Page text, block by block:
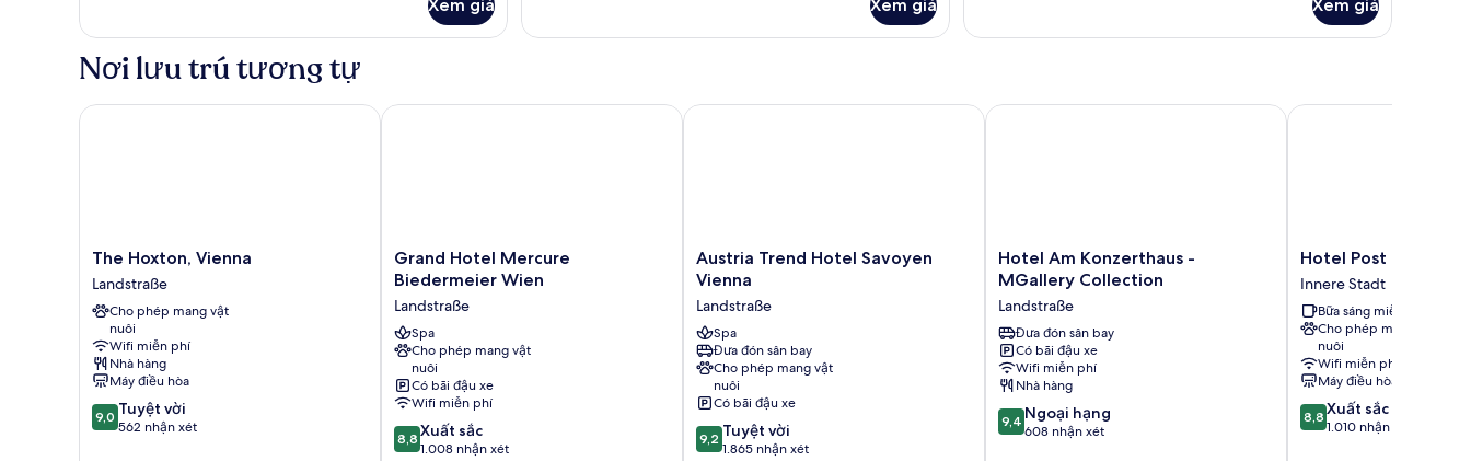
Studio
Superior
Xem giá
Căn
ngủ
Xem giá
1
giường
2
giường
Xem giá
Nơi lưu trú tương tự
The
Hoxton,
Vienna
Landstraße
The Hoxton, Vienna
Landstraße
Cho phép mang vật
nuôi
Wifi miễn phí
Nhà hàng
Máy điều hòa
9.0
trên
9,0 Tuyệt vời
562 nhận xét
The Hoxton, Vienna
Grand
Hotel
Biedermeier
Wien
Landstraße
Grand Hotel Mercure
Biedermeier Wien
Landstraße
Spa
Cho phép mang vật
nuôi
Có bãi đậu xe
Wifi miễn phí
8.8
trên
8,8 Xuất sắc
1.008 nhận xét
Grand Hotel Mercure Biedermeier Wien
Austria
Trend
Savoyen
Vienna
Landstraße
Austria Trend Hotel Savoyen
Vienna
Landstraße
Spa
Đưa đón sân bay
Cho phép mang vật
nuôi
Có bãi đậu xe
9.2
trên
9,2 Tuyệt vời
1.865 nhận xét
Austria Trend Hotel Savoyen Vienna
Hotel
Am
Konzerthaus
-
MGallery
Collection
Landstraße
Hotel Am Konzerthaus -
MGallery Collection
Landstraße
Đưa đón sân bay
Có bãi đậu xe
Wifi miễn phí
Nhà hàng
9.4
trên
9,4 Ngoại hạng
608 nhận xét
Hotel Am Konzerthaus - MGallery Collection
Hotel
Post
Innere
Stadt
Hotel Post
Innere Stadt
Bữa sáng miễn phí
Cho phép mang vật
nuôi
Wifi miễn phí
Máy điều hòa
8.8
trên
8,8 Xuất sắc
1.010 nhận xét
Hotel Post